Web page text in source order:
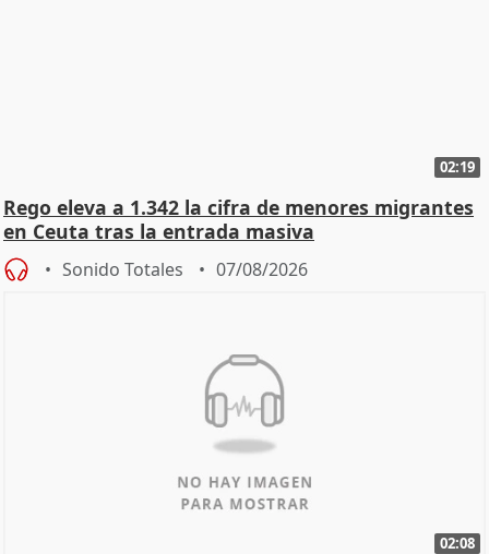
02:19
Rego eleva a 1.342 la cifra de menores migrantes
en Ceuta tras la entrada masiva
Sonido Totales 07/08/2026
02:08